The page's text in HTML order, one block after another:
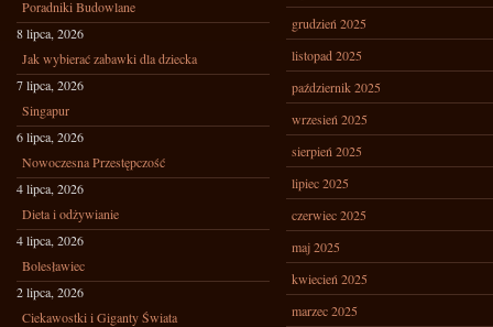
Poradniki Budowlane
8 lipca, 2026
Jak wybierać zabawki dla dziecka
7 lipca, 2026
Singapur
6 lipca, 2026
Nowoczesna Przestępczość
4 lipca, 2026
Dieta i odżywianie
4 lipca, 2026
Bolesławiec
2 lipca, 2026
Ciekawostki i Giganty Świata
grudzień 2025
listopad 2025
październik 2025
wrzesień 2025
sierpień 2025
lipiec 2025
czerwiec 2025
maj 2025
kwiecień 2025
marzec 2025